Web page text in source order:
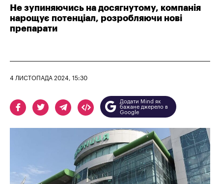
Не зупиняючись на досягнутому, компанія
нарощує потенціал, розробляючи нові
препарати
4 ЛИСТОПАДА 2024, 15:30
Додати Mind як
бажане джерело в
Google